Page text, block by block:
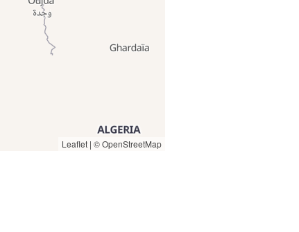
Leaflet | © OpenStreetMap